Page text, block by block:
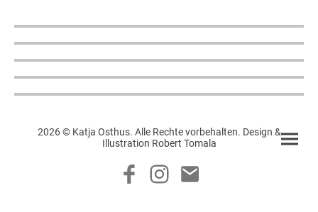
2026 © Katja Osthus. Alle Rechte vorbehalten. Design &
Illustration Robert Tomala